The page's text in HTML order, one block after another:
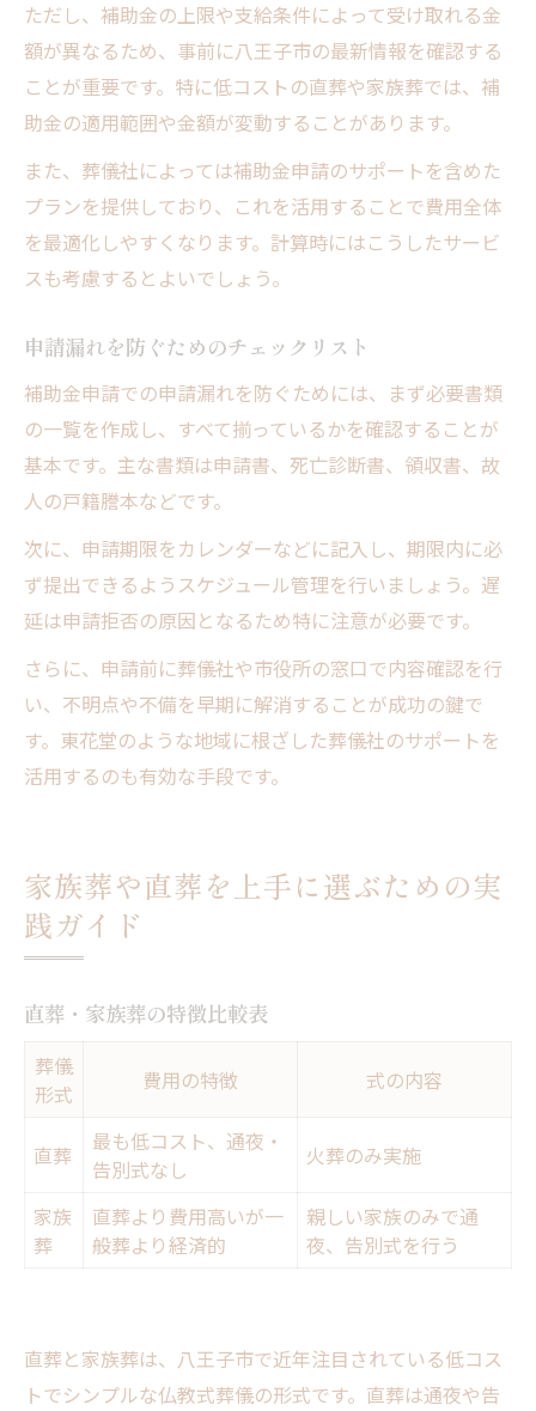
ただし、補助金の上限や支給条件によって受け取れる金
額が異なるため、事前に八王子市の最新情報を確認する
ことが重要です。特に低コストの直葬や家族葬では、補
助金の適用範囲や金額が変動することがあります。
また、葬儀社によっては補助金申請のサポートを含めた
プランを提供しており、これを活用することで費用全体
を最適化しやすくなります。計算時にはこうしたサービ
スも考慮するとよいでしょう。
申請漏れを防ぐためのチェックリスト
補助金申請での申請漏れを防ぐためには、まず必要書類
の一覧を作成し、すべて揃っているかを確認することが
基本です。主な書類は申請書、死亡診断書、領収書、故
人の戸籍謄本などです。
次に、申請期限をカレンダーなどに記入し、期限内に必
ず提出できるようスケジュール管理を行いましょう。遅
延は申請拒否の原因となるため特に注意が必要です。
さらに、申請前に葬儀社や市役所の窓口で内容確認を行
い、不明点や不備を早期に解消することが成功の鍵で
す。東花堂のような地域に根ざした葬儀社のサポートを
活用するのも有効な手段です。
家族葬や直葬を上手に選ぶための実
践ガイド
直葬・家族葬の特徴比較表
葬儀
形式
費用の特徴 式の内容
直葬
最も低コスト、通夜・
告別式なし
火葬のみ実施
家族
葬
直葬より費用高いが一
般葬より経済的
親しい家族のみで通
夜、告別式を行う
直葬と家族葬は、八王子市で近年注目されている低コス
トでシンプルな仏教式葬儀の形式です。直葬は通夜や告